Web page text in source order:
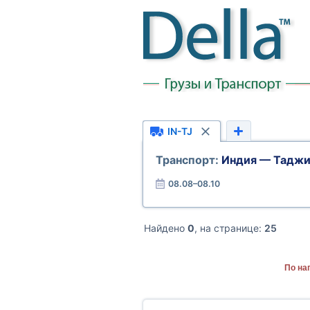
IN-TJ
Транспорт: Индия —
08.08–08.10
Найдено 0, на странице: 25
По